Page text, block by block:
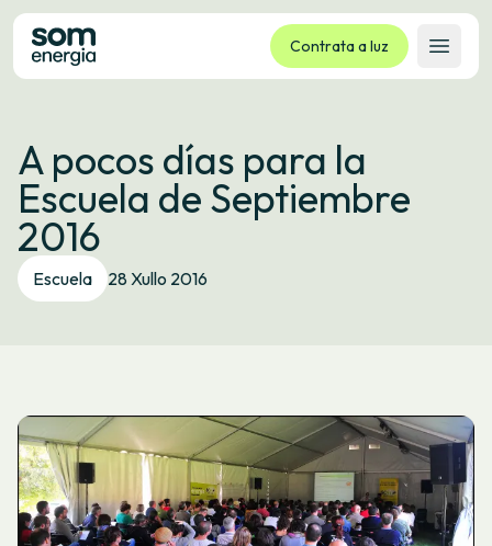
Contrata a luz
Abrir
Tarifas
Servizos
Empresas
La cooperativa
Contacto
A pocos días para la
Escuela de Septiembre
2016
Escuela 28 Xullo 2016